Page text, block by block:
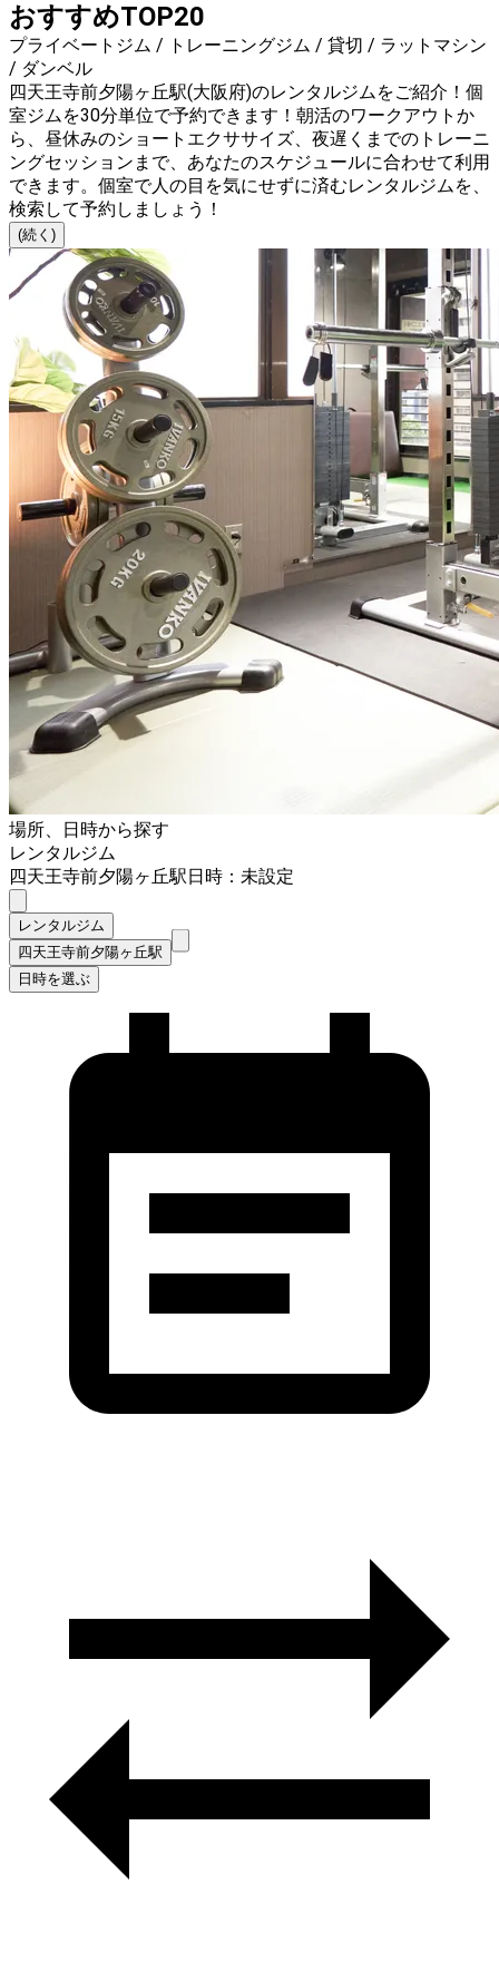
おすすめTOP20
プライベートジム / トレーニングジム / 貸切 / ラットマシン
/ ダンベル
四天王寺前夕陽ヶ丘駅(大阪府)のレンタルジムをご紹介！個
室ジムを30分単位で予約できます！朝活のワークアウトか
ら、昼休みのショートエクササイズ、夜遅くまでのトレーニ
ングセッションまで、あなたのスケジュールに合わせて利用
できます。個室で人の目を気にせずに済むレンタルジムを、
検索して予約しましょう！
(続く)
場所、日時から探す
レンタルジム
四天王寺前夕陽ヶ丘駅日時：未設定
レンタルジム
四天王寺前夕陽ヶ丘駅
日時を選ぶ